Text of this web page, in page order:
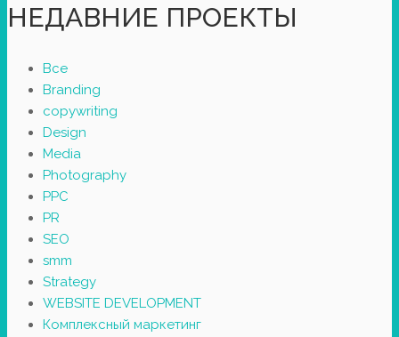
НЕДАВНИЕ ПРОЕКТЫ
Все
Branding
copywriting
Design
Media
Photography
PPC
PR
SEO
smm
Strategy
WEBSITE DEVELOPMENT
Комплексный маркетинг